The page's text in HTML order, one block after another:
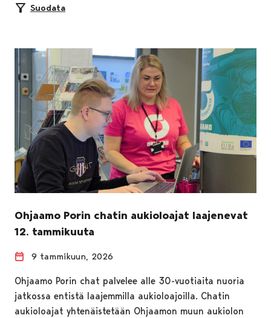
Suodata
Ohjaamo Porin chatin aukioloajat laajenevat
12. tammikuuta
9 tammikuun, 2026
Ohjaamo Porin chat palvelee alle 30-vuotiaita nuoria
jatkossa entistä laajemmilla aukioloajoilla. Chatin
aukioloajat yhtenäistetään Ohjaamon muun aukiolon